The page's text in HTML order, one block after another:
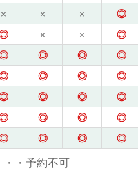
× × ×
◎
× ×
◎
◎ ◎
◎
◎ ◎
◎
◎ ◎
◎
◎ ◎
◎
◎ ◎ ◎
・予約不可